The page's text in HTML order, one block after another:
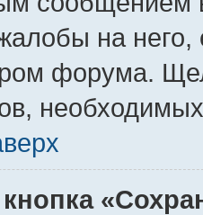
на
форума.
кнопка